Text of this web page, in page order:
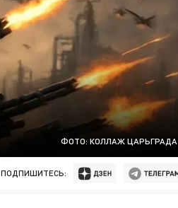
ФОТО: КОЛЛАЖ ЦАРЬГРАДА
ПОДПИШИТЕСЬ: